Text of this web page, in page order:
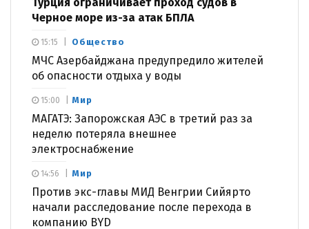
Турция ограничивает проход судов в
Черное море из-за атак БПЛА
Общество
МЧС Азербайджана предупредило жителей
об опасности отдыха у воды
15:15
Мир
МАГАТЭ: Запорожская АЭС в третий раз за
неделю потеряла внешнее
электроснабжение
15:00
Мир
Против экс-главы МИД Венгрии Сийярто
начали расследование после перехода в
компанию BYD
14:56